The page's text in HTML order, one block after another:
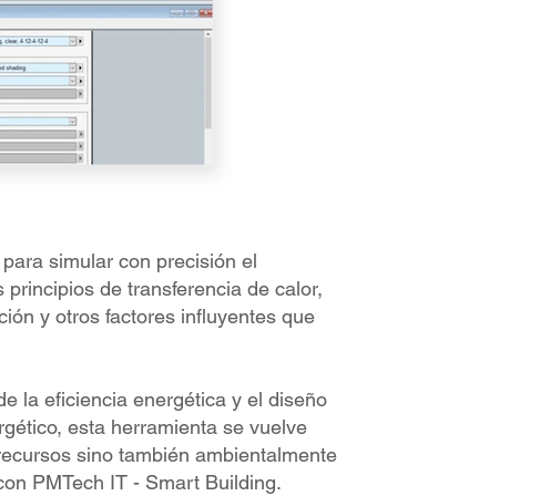
simular con precisión el
de transferencia de calor,
y otros factores influyentes que
la eficiencia energética y el diseño
esta herramienta se vuelve
sino también ambientalmente
PMTech IT - Smart Building.